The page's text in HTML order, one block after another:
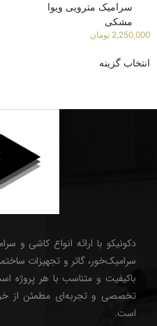
سرامیک مترویی ویوا
مشکی
2,250,000 تومان
انتخاب گزینه
دکونیکو با ارائه انواع کاشی و
سرامیک‌خور، گاتر و تجهیزات
باکیفیت و متناسب با هر پروژه
تخصصی و تجربه‌ای مطمئن از
است.